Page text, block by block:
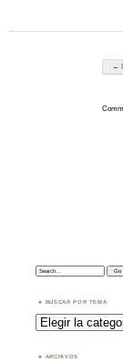
Post
←
Search:
BUSCAR POR TEMA
Buscar
por
Tema
ARCHIVOS